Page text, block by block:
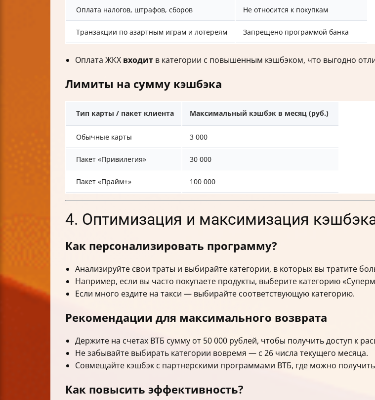
Оплата налогов, штрафов, сборов Не относится к покупкам
Транзакции по азартным играм и лотереям Запрещено программой банка
Оплата ЖКХ входит в категории с повышенным кэшбэком, что выгодно
Лимиты на сумму кэшбэка
Тип карты / пакет клиента Максимальный кэшбэк в месяц (руб.)
Обычные карты 3 000
Пакет «Привилегия» 30 000
Пакет «Прайм+» 100 000
4. Оптимизация и максимизация
Как персонализировать программу?
Анализируйте свои траты и выбирайте категории, в которых вы тратите
Например, если вы часто покупаете продукты, выберите категорию
Если много ездите на такси — выбирайте соответствующую категорию.
Рекомендации для максимального возврата
Держите на счетах ВТБ сумму от 50 000 рублей, чтобы получить доступ к
Не забывайте выбирать категории вовремя — с 26 числа текущего месяца.
Совмещайте кэшбэк с партнерскими программами ВТБ, где можно получить
Как повысить эффективность?